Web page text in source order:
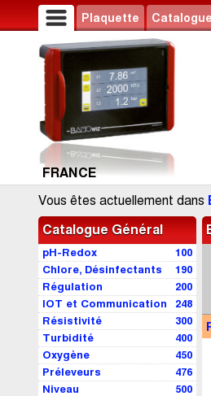
Plaquette Catalogue
FRANCE
Vous êtes actuellement dans
Catalogue Général
100
pH-Redox
190
Chlore, Désinfectants
200
Régulation
248
IOT et Communication
300
Résistivité
400
Turbidité
450
Oxygène
476
Préleveurs
500
Niveau